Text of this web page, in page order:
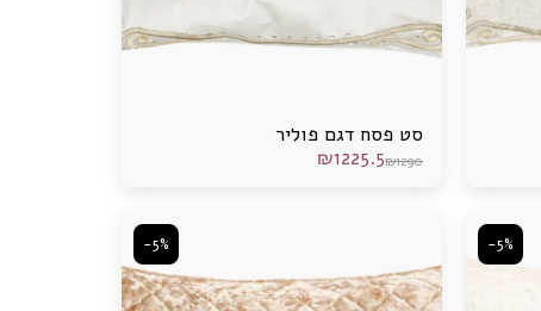
סט פסח דגם פוליר
₪1290
₪1225.5
-5%
-5%